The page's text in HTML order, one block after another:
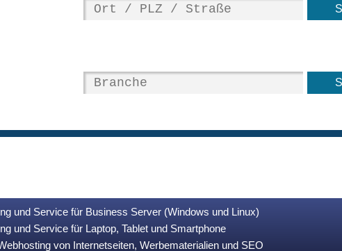
und Service für Business Server (Windows und Linux)
und Service für Laptop, Tablet und Smartphone
von Internetseiten, Werbematerialien und SEO